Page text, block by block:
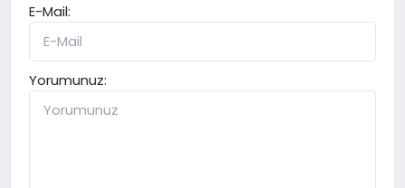
E-Mail:
Yorumunuz: